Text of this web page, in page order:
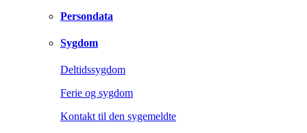
Persondata
Sygdom
Deltidssygdom
Ferie og sygdom
Kontakt til den sygemeldte